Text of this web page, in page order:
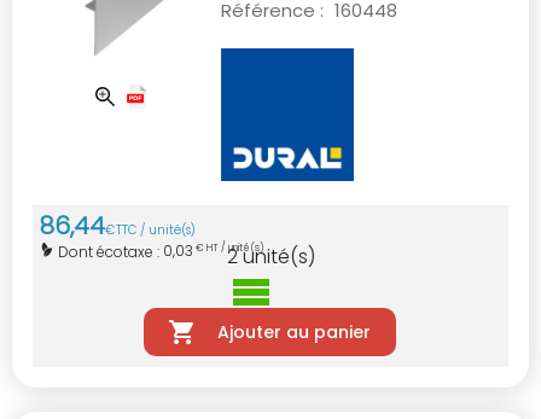
Référence : 160448
86,44€TTC / unité(s)
Dont écotaxe : 0,03 € HT / unité(s)
2unité(s)
Ajouter au panier